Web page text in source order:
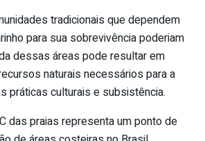
tradicionais que dependem
para sua sobrevivência poderiam
dessas áreas pode resultar em
naturais necessários para a
práticas culturais e subsistência.
das praias representa um ponto de